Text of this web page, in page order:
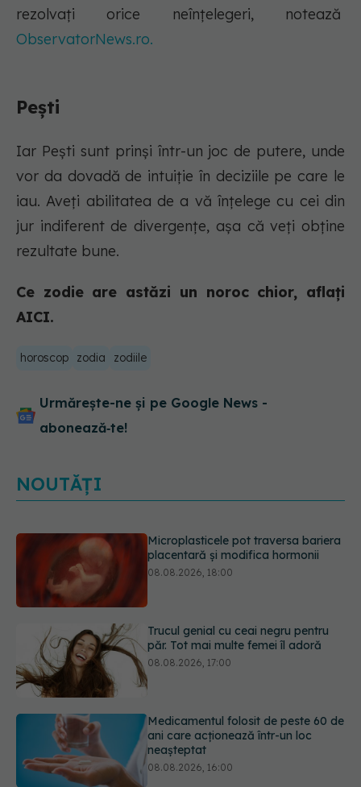
rezolvați orice neînțelegeri, notează
ObservatorNews.ro.
Pești
Iar Pești sunt prinși într-un joc de putere, unde
vor da dovadă de intuiție în deciziile pe care le
iau. Aveți abilitatea de a vă înțelege cu cei din
jur indiferent de divergențe, așa că veți obține
rezultate bune.
Ce zodie are astăzi un noroc chior, aflați
AICI.
horoscop zodia zodiile
Urmărește-ne și pe Google News -
abonează‑te!
NOUTĂȚI
Trucul genial cu ceai negru pentru
păr. Tot mai multe femei îl adoră
08.08.2026, 17:00
Medicamentul folosit de peste 60 de
ani care acționează într-un loc
neașteptat
Trucul simplu care face pepenele
verde mult mai ușor de tăiat
08.08.2026, 15:32